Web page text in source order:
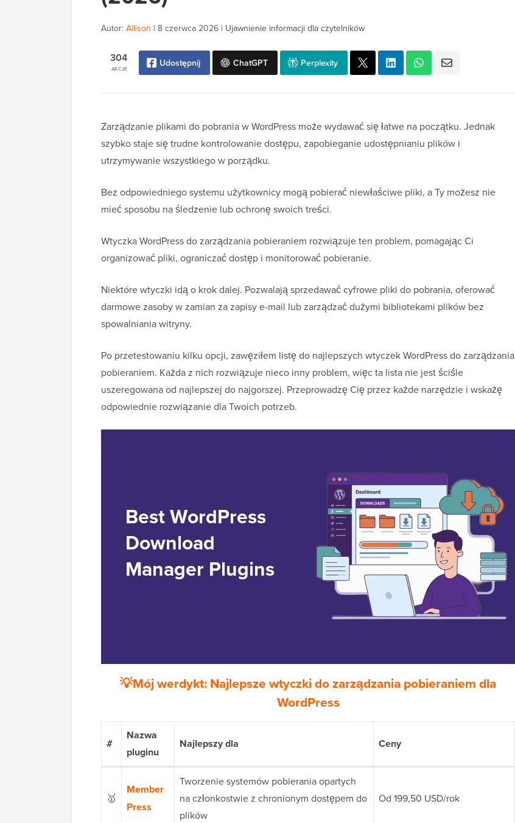
Autor: Allison | 8 czerwca 2026 | Ujawnienie informacji dla czytelników
AKCJE
304 Udostępnij ChatGPT Perplexity
Zarządzanie plikami do pobrania w WordPress może wydawać się łatwe na początku. Jednak
szybko staje się trudne kontrolowanie dostępu, zapobieganie udostępnianiu plików i
utrzymywanie wszystkiego w porządku.
Bez odpowiedniego systemu użytkownicy mogą pobierać niewłaściwe pliki, a Ty możesz nie
mieć sposobu na śledzenie lub ochronę swoich treści.
Wtyczka WordPress do zarządzania pobieraniem rozwiązuje ten problem, pomagając Ci
organizować pliki, ograniczać dostęp i monitorować pobieranie.
Niektóre wtyczki idą o krok dalej. Pozwalają sprzedawać cyfrowe pliki do pobrania, oferować
darmowe zasoby w zamian za zapisy e-mail lub zarządzać dużymi bibliotekami plików bez
spowalniania witryny.
Po przetestowaniu kilku opcji, zawęziłem listę do najlepszych wtyczek WordPress do zarządzania
pobieraniem. Każda z nich rozwiązuje nieco inny problem, więc ta lista nie jest ściśle
uszeregowana od najlepszej do najgorszej. Przeprowadzę Cię przez każde narzędzie i wskażę
odpowiednie rozwiązanie dla Twoich potrzeb.
💡Mój werdykt: Najlepsze wtyczki do zarządzania pobieraniem dla
WordPress
#
Nazwa
pluginu
Najlepszy dla Ceny
🥇
Member
Press
Tworzenie systemów pobierania opartych
na członkostwie z chronionym dostępem do
plików
Od 199,50 USD/rok